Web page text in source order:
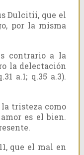
Dulcitii, que el
por la misma
contrario a la
la delectación
a.1; q.35 a.3).
la tristeza como
es el bien.
que el mal en